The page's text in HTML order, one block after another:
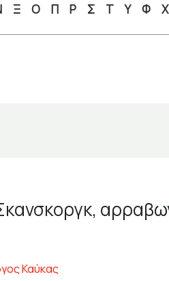
Ξ Ο Π Ρ Σ Τ Υ Φ Χ
Καύκας